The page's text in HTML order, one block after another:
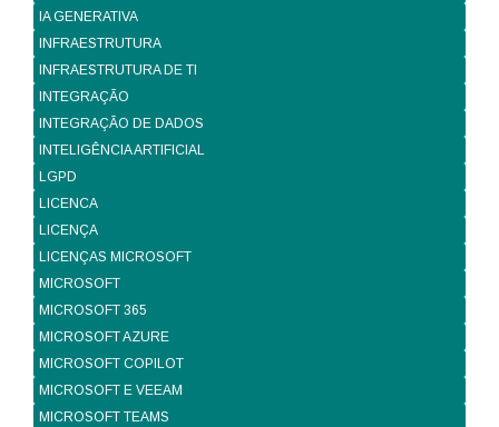
IA GENERATIVA
INFRAESTRUTURA
INFRAESTRUTURA DE TI
INTEGRAÇÃO
INTEGRAÇÃO DE DADOS
INTELIGÊNCIA ARTIFICIAL
LGPD
LICENCA
LICENÇA
LICENÇAS MICROSOFT
MICROSOFT
MICROSOFT 365
MICROSOFT AZURE
MICROSOFT COPILOT
MICROSOFT E VEEAM
MICROSOFT TEAMS